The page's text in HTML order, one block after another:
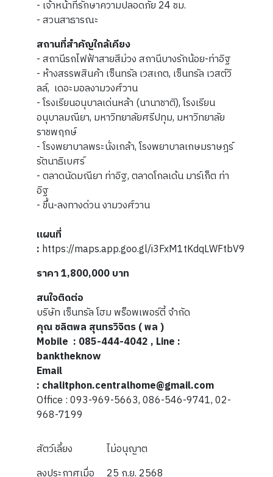
- เจ้าหน้าที่รักษาความปลอดภัย 24 ชม.
- สวนสาธารณะ
สถานที่สำคัญใกล้เคียง
- สถานีรถไฟฟ้าสายสีม่วง สถานีบางรักน้อย-ท่าอิฐ
- ห้างสรรพสินค้า เซ็นทรัล เวสเกต, เซ็นทรัล เวสต์วิ
ลล์, เดอะมอลงามวงศ์วาน
- โรงเรียนอนุบาลเด่นหล้า (นานาชาติ), โรงเรียน
อนุบาลมณียา, มหาวิทยาลัยศรีปทุม, มหาวิทยาลัย
ราชพฤกษ์
- โรงพยาบาลพระนั่งเกล้า, โรงพยาบาลเกษมราษฎร์
รัตนาธิเบศร์
- ตลาดนัดมณียา ท่าอิฐ, ตลาดโกลเด้น มาร์เก็ต ท่า
อิฐ
- ขึ้น-ลงทางด่วน งามวงศ์วาน
แผนที่
: https://maps.app.goo.gl/i3FxM1tKdqLWFtbV9
ราคา 1,800,000 บาท​​
สนใจติดต่อ
บริษัท เซ็นทรัล โฮม พร็อพเพอร์ตี้ จำกัด
คุณ ชลิตพล สุนทรวิจิตร ( พล )
Mobile : 085-444-4042 , Line :
banktheknow
Email
: chalitphon.centralhome@gmail.com
Office : 093-969-5663, 086-546-9741, 02-
968-7199
สัตว์เลี้ยง
ไม่อนุญาต
ลงประกาศเมื่อ
25 ก.ย. 2568